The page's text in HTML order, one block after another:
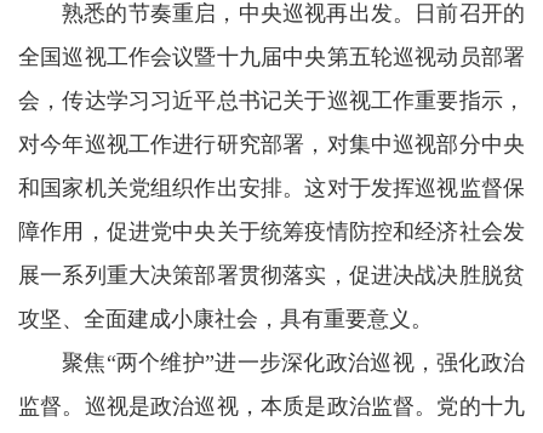
熟悉的节奏重启，中央巡视再出发。日前召开的
全国巡视工作会议暨十九届中央第五轮巡视动员部署
会，传达学习习近平总书记关于巡视工作重要指示，
对今年巡视工作进行研究部署，对集中巡视部分中央
和国家机关党组织作出安排。这对于发挥巡视监督保
障作用，促进党中央关于统筹疫情防控和经济社会发
展一系列重大决策部署贯彻落实，促进决战决胜脱贫
攻坚、全面建成小康社会，具有重要意义。
聚焦“两个维护”进一步深化政治巡视，强化政治
监督。巡视是政治巡视，本质是政治监督。党的十九